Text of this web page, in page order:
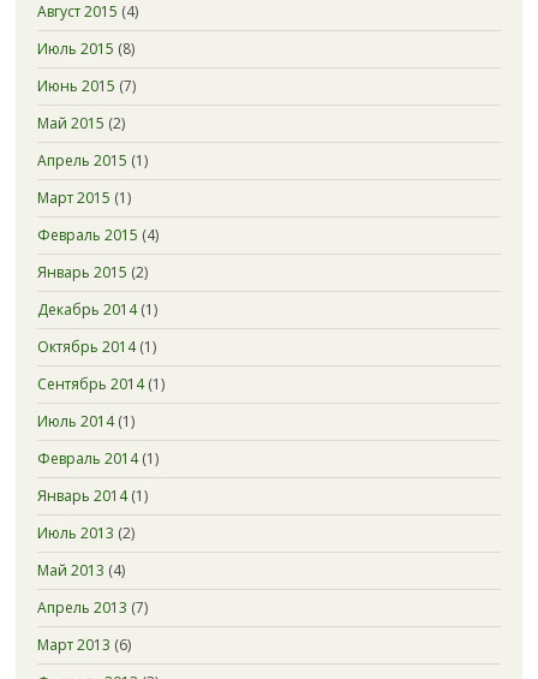
Август 2015 (4)
Июль 2015 (8)
Июнь 2015 (7)
Май 2015 (2)
Апрель 2015 (1)
Март 2015 (1)
Февраль 2015 (4)
Январь 2015 (2)
Декабрь 2014(1)
Октябрь 2014(1)
Сентябрь 2014(1)
Июль 2014(1)
Февраль 2014(1)
Январь 2014(1)
Июль 2013 (2)
Май 2013 (4)
Апрель 2013 (7)
Март 2013 (6)